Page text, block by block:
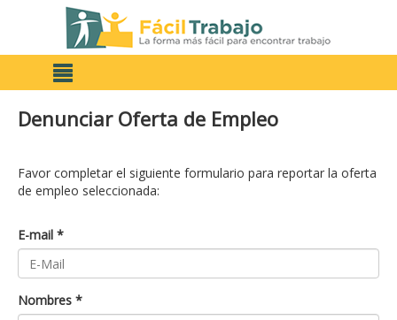
Denunciar Oferta de Empleo
Favor completar el siguiente formulario para reportar la oferta
de empleo seleccionada:
E-mail *
Nombres *